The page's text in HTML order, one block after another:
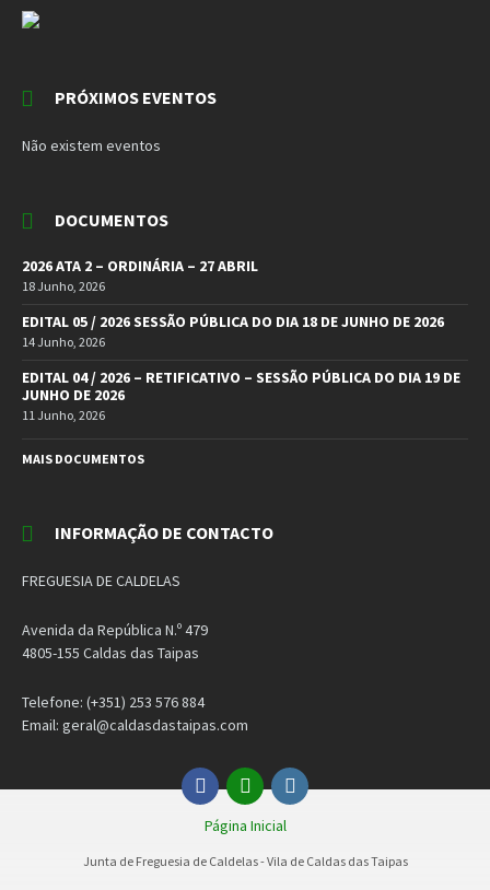
PRÓXIMOS EVENTOS
Não existem eventos
DOCUMENTOS
2026 ATA 2 – ORDINÁRIA – 27 ABRIL
18 Junho, 2026
EDITAL 05 / 2026 SESSÃO PÚBLICA DO DIA 18 DE JUNHO DE 2026
14 Junho, 2026
EDITAL 04 / 2026 – RETIFICATIVO – SESSÃO PÚBLICA DO DIA 19 DE
JUNHO DE 2026
11 Junho, 2026
MAIS DOCUMENTOS
INFORMAÇÃO DE CONTACTO
FREGUESIA DE CALDELAS
Avenida da República N.º 479
4805-155 Caldas das Taipas
Telefone: (+351) 253 576 884
Email: geral@caldasdastaipas.com
Facebook
EmailInstagram
Página Inicial
Junta de Freguesia de Caldelas - Vila de Caldas das Taipas